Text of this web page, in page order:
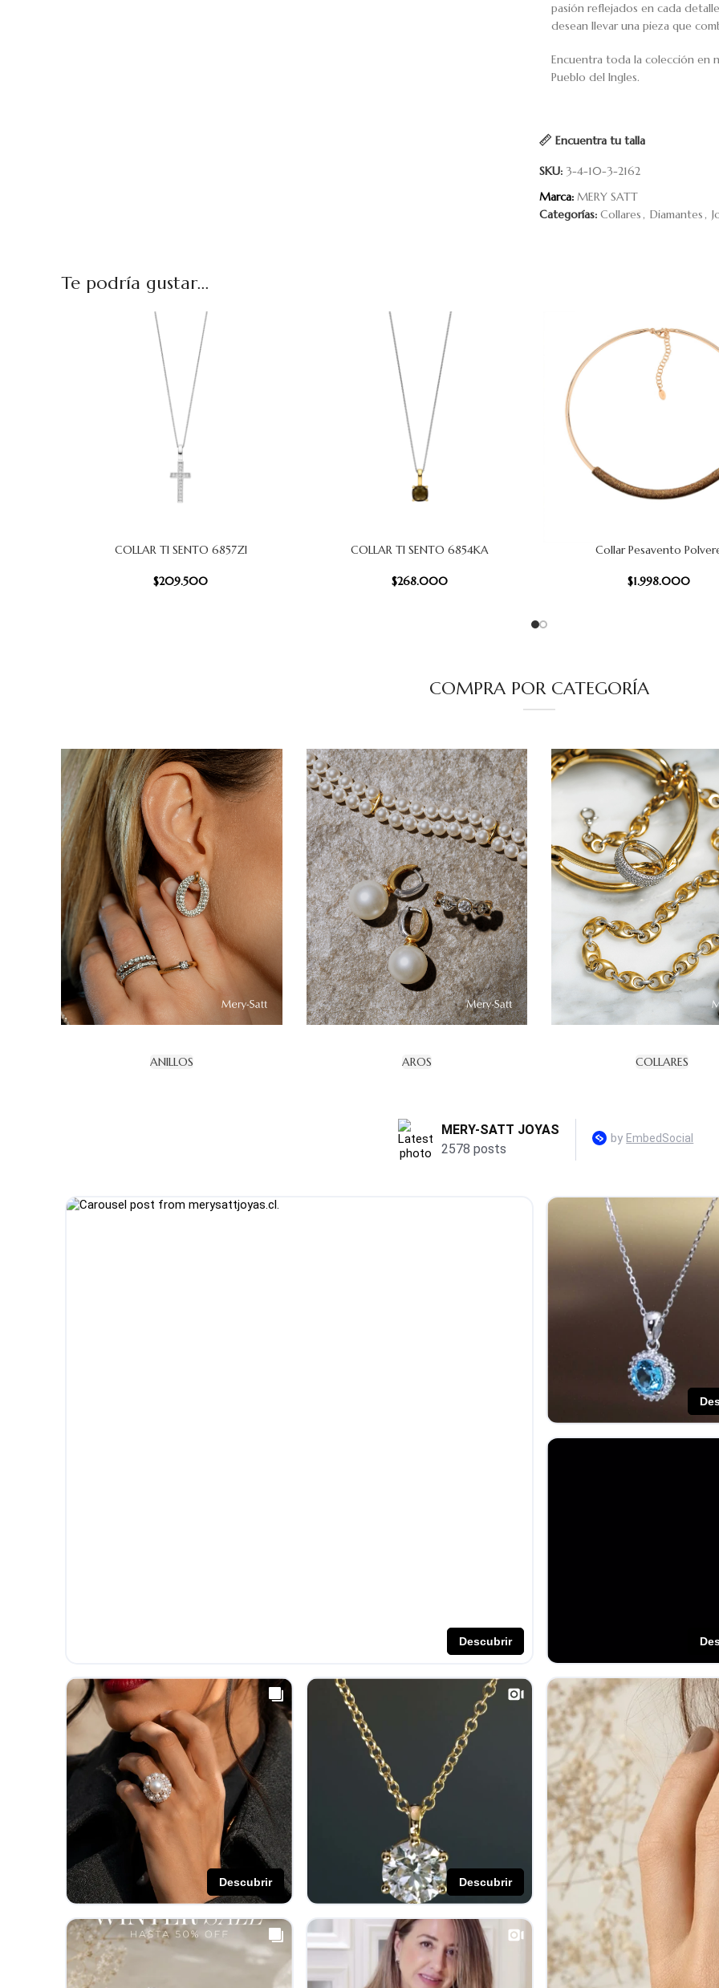
Encuentra tu talla
pasión reflejados en cada
desean llevar una pieza que
Encuentra toda la colección en
Pueblo del Ingles.
SKU: 3-4-10-3-2162
Categorías: Collares, Diamantes,
Marca: MERY SATT
Te podría gustar...
AÑADIR AL CARRITO
COLLAR TI SENTO 6857ZI
$209.500
AÑADIR AL CARRITO
COLLAR TI SENTO 6854KA
$268.000
AÑADIR AL CARRITO
Collar Pesavento
$1.998.000
COMPRA POR CATEGORÍA
ANILLOS AROS COLLARES